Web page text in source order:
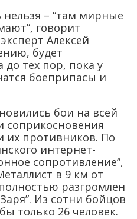
– “там мирные
говорит
Алексей
будет
до тех пор, пока у
боеприпасы и
бои на всей
соприкосновения
их противников. По
интернет-
сопротивление”,
в 9 км от
разгромлен
Из сотни бойцов
только 26 человек.